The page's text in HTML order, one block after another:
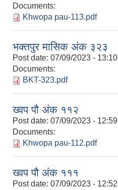
Documents:
Khwopa pau-113.pdf
भक्तपुर मासिक अंक ३२३
Post date: 07/09/2023 - 13:10
Documents:
BKT-323.pdf
ख्वप पौ अंक ११२
Post date: 07/09/2023 - 12:59
Documents:
Khwopa pau-112.pdf
ख्वप पौ अंक १११
Post date: 07/09/2023 - 12:52